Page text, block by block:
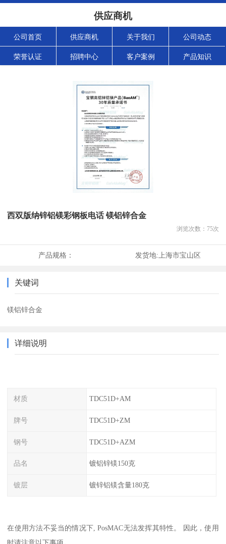
供应商机
公司首页 供应商机 关于我们 公司动态
荣誉认证 招聘中心 客户案例 产品知识
西双版纳锌铝镁彩钢板电话 镁铝锌合金
浏览次数： 75次
产品规格： 发货地: 上海市宝山区
关键词
镁铝锌合金
详细说明
材质 TDC51D+AM
牌号 TDC51D+ZM
钢号 TDC51D+AZM
品名 镀铝锌镁150克
镀层 镀锌铝镁含量180克
在使用方法不妥当的情况下, PosMAC无法发挥其特性。 因此，使用